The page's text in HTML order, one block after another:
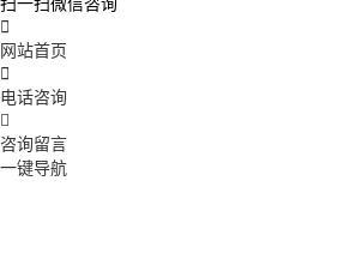
扫一扫微信咨询

网站首页

电话咨询

咨询留言
一键导航